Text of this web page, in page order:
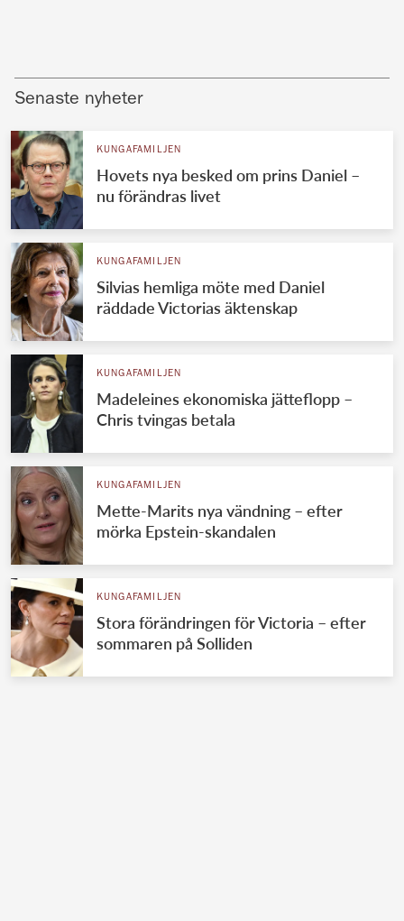
Senaste nyheter
KUNGAFAMILJEN
Hovets nya besked om prins Daniel –
nu förändras livet
KUNGAFAMILJEN
Silvias hemliga möte med Daniel
räddade Victorias äktenskap
KUNGAFAMILJEN
Madeleines ekonomiska jätteflopp –
Chris tvingas betala
KUNGAFAMILJEN
Mette-Marits nya vändning – efter
mörka Epstein-skandalen
KUNGAFAMILJEN
Stora förändringen för Victoria – efter
sommaren på Solliden